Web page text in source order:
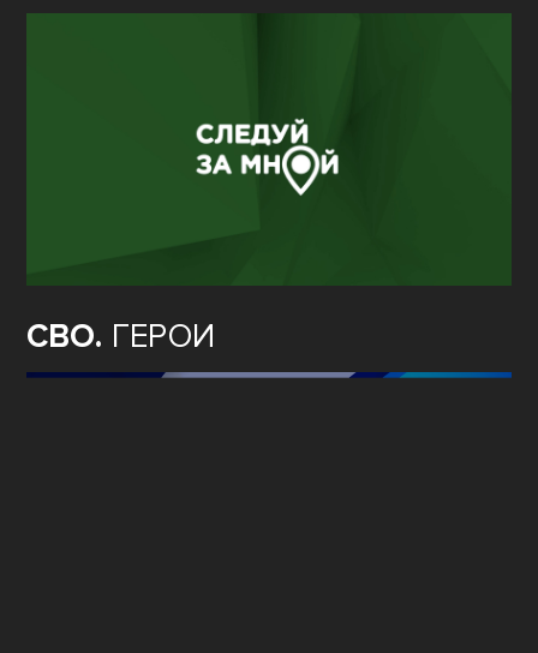
СВО. ГЕРОИ